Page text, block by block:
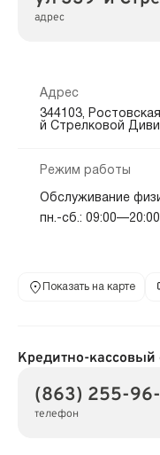
адрес
Адрес
344103,
й Стрелковой
Режим работы
Обслуживание
пн.-сб.: 09:00—20:00
Показать на карте
Кредитно-
(863) 255-
телефон